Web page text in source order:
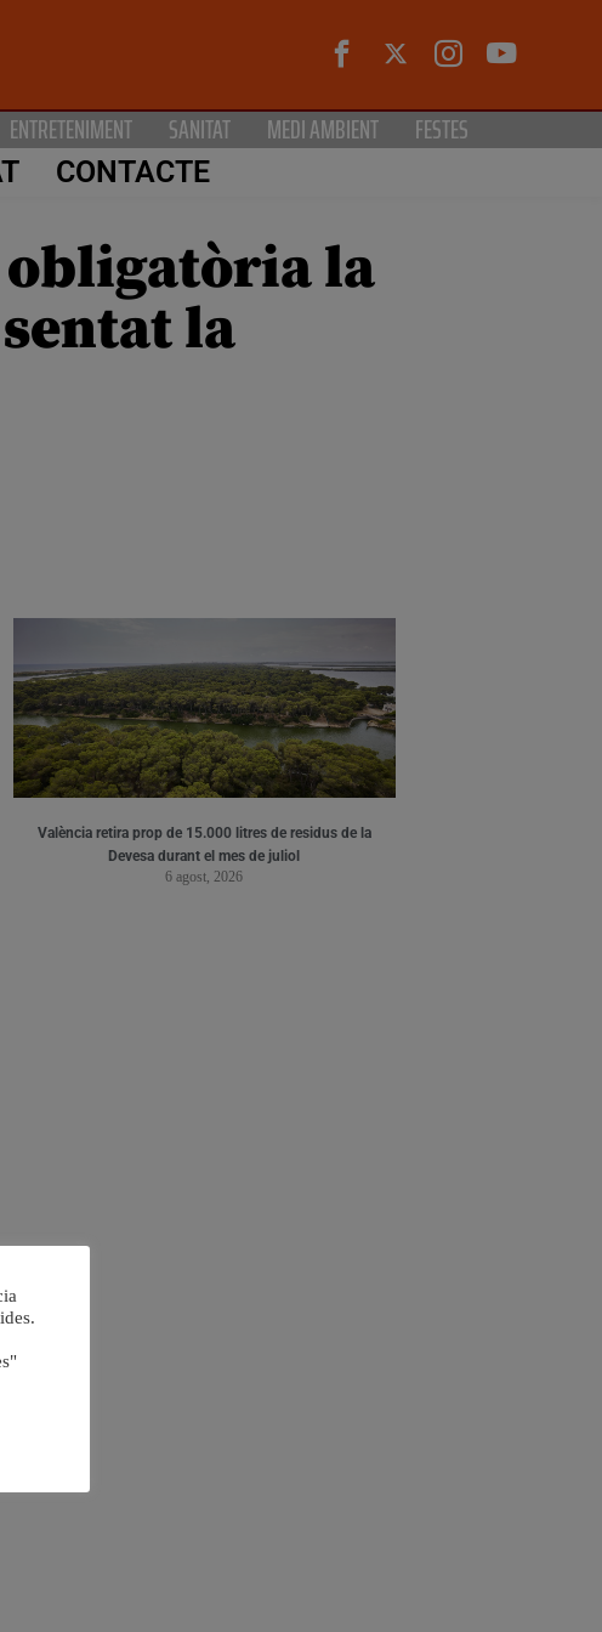
ENTRETENIMENT SANITAT MEDI AMBIENT FESTES
CONTACTE
obligatòria la
la
València retira prop de 15.000 litres de residus de la
Devesa durant el mes de juliol
6 agost, 2026